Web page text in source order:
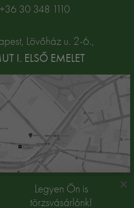
+36 30 348 1110
Lövőház u. 2-6.,
I. ELSŐ EMELET
×
Legyen Ön is
törzsvásárlónk!